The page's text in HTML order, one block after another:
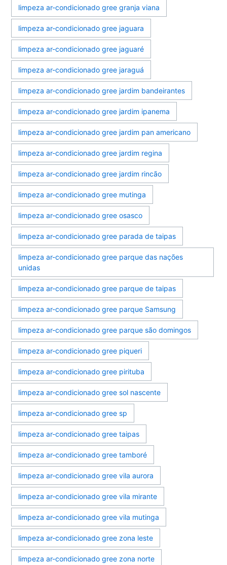
limpeza ar-condicionado gree granja viana
limpeza ar-condicionado gree jaguara
limpeza ar-condicionado gree jaguaré
limpeza ar-condicionado gree jaraguá
limpeza ar-condicionado gree jardim bandeirantes
limpeza ar-condicionado gree jardim ipanema
limpeza ar-condicionado gree jardim pan americano
limpeza ar-condicionado gree jardim regina
limpeza ar-condicionado gree jardim rincão
limpeza ar-condicionado gree mutinga
limpeza ar-condicionado gree osasco
limpeza ar-condicionado gree parada de taipas
limpeza ar-condicionado gree parque das nações
unidas
limpeza ar-condicionado gree parque de taipas
limpeza ar-condicionado gree parque Samsung
limpeza ar-condicionado gree parque são domingos
limpeza ar-condicionado gree piqueri
limpeza ar-condicionado gree pirituba
limpeza ar-condicionado gree sol nascente
limpeza ar-condicionado gree sp
limpeza ar-condicionado gree taipas
limpeza ar-condicionado gree tamboré
limpeza ar-condicionado gree vila aurora
limpeza ar-condicionado gree vila mirante
limpeza ar-condicionado gree vila mutinga
limpeza ar-condicionado gree zona leste
limpeza ar-condicionado gree zona norte